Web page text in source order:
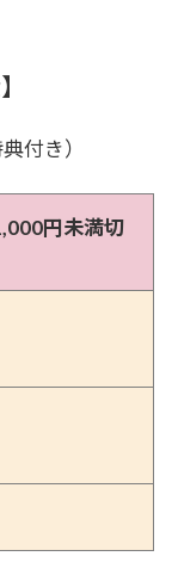
付き）
円未満切